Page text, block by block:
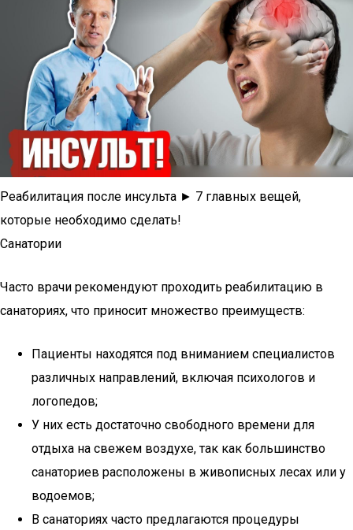
Реабилитация после инсульта ► 7 главных вещей,
которые необходимо сделать!
Санатории
Часто врачи рекомендуют проходить реабилитацию в
санаториях, что приносит множество преимуществ:
Пациенты находятся под вниманием специалистов
различных направлений, включая психологов и
логопедов;
У них есть достаточно свободного времени для
отдыха на свежем воздухе, так как большинство
санаториев расположены в живописных лесах или у
водоемов;
В санаториях часто предлагаются процедуры